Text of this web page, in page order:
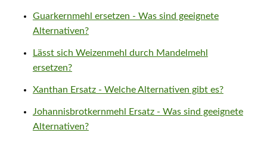
Guarkernmehl ersetzen - Was sind geeignete
Alternativen?
Lässt sich Weizenmehl durch Mandelmehl
ersetzen?
Xanthan Ersatz - Welche Alternativen gibt es?
Johannisbrotkernmehl Ersatz - Was sind geeignete
Alternativen?